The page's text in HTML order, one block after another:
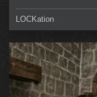
LOCKation